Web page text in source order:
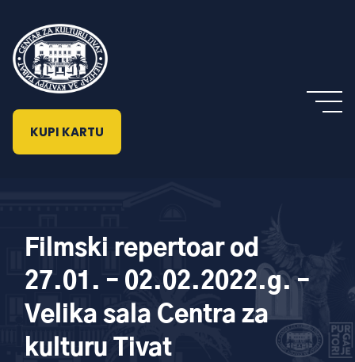
KUPI KARTU
Filmski repertoar od
27.01. – 02.02.2022.g. –
Velika sala Centra za
kulturu Tivat